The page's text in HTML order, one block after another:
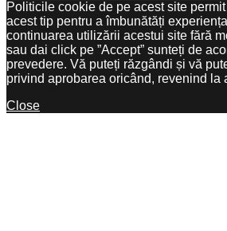
Politicile cookie de pe acest site
acest tip pentru a îmbunătăți
continuarea utilizării acestui site fără
sau dai click pe ”Accept” sunteți de
prevedere. Vă puteți răzgândi și vă
privind aprobarea oricând, revenind la
Close